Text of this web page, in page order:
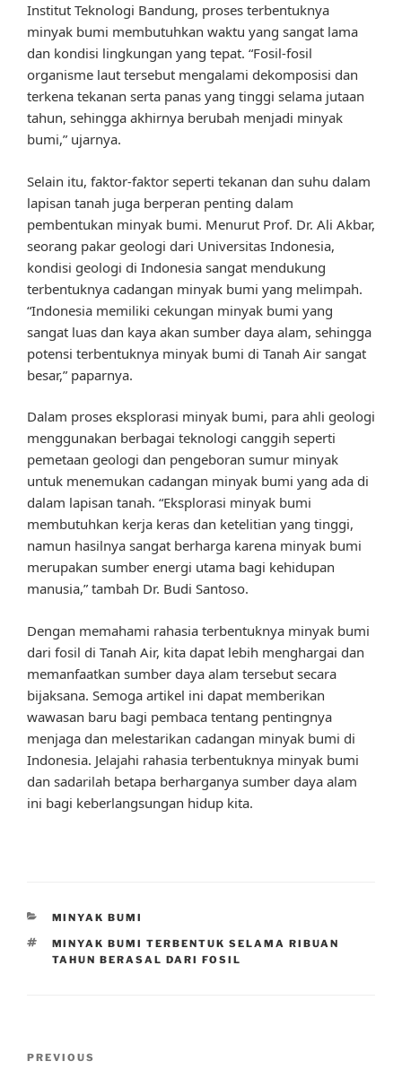
Institut Teknologi Bandung, proses terbentuknya
minyak bumi membutuhkan waktu yang sangat lama
dan kondisi lingkungan yang tepat. “Fosil-fosil
organisme laut tersebut mengalami dekomposisi dan
terkena tekanan serta panas yang tinggi selama jutaan
tahun, sehingga akhirnya berubah menjadi minyak
bumi,” ujarnya.
Selain itu, faktor-faktor seperti tekanan dan suhu dalam
lapisan tanah juga berperan penting dalam
pembentukan minyak bumi. Menurut Prof. Dr. Ali Akbar,
seorang pakar geologi dari Universitas Indonesia,
kondisi geologi di Indonesia sangat mendukung
terbentuknya cadangan minyak bumi yang melimpah.
“Indonesia memiliki cekungan minyak bumi yang
sangat luas dan kaya akan sumber daya alam, sehingga
potensi terbentuknya minyak bumi di Tanah Air sangat
besar,” paparnya.
Dalam proses eksplorasi minyak bumi, para ahli geologi
menggunakan berbagai teknologi canggih seperti
pemetaan geologi dan pengeboran sumur minyak
untuk menemukan cadangan minyak bumi yang ada di
dalam lapisan tanah. “Eksplorasi minyak bumi
membutuhkan kerja keras dan ketelitian yang tinggi,
namun hasilnya sangat berharga karena minyak bumi
merupakan sumber energi utama bagi kehidupan
manusia,” tambah Dr. Budi Santoso.
Dengan memahami rahasia terbentuknya minyak bumi
dari fosil di Tanah Air, kita dapat lebih menghargai dan
memanfaatkan sumber daya alam tersebut secara
bijaksana. Semoga artikel ini dapat memberikan
wawasan baru bagi pembaca tentang pentingnya
menjaga dan melestarikan cadangan minyak bumi di
Indonesia. Jelajahi rahasia terbentuknya minyak bumi
dan sadarilah betapa berharganya sumber daya alam
ini bagi keberlangsungan hidup kita.
CATEGORIES
MINYAK BUMI
TAGS
MINYAK BUMI TERBENTUK SELAMA RIBUAN
TAHUN BERASAL DARI FOSIL
Previous
PREVIOUS